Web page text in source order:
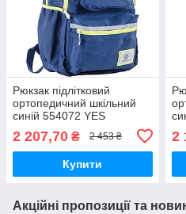
Рюкзак підлітковий
ортопедичний шкільний
синій 554072 YES
2 207,70 ₴ 2 453 ₴
Купити
2
Акційні пропозиції та